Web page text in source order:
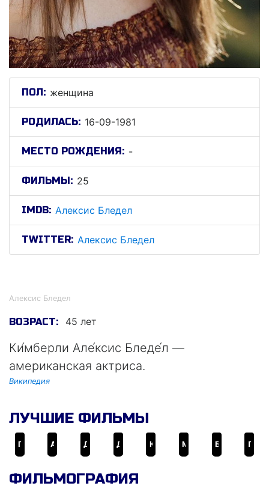
ПОЛ: женщина
РОДИЛАСЬ: 16-09-1981
МЕСТО РОЖДЕНИЯ: -
ФИЛЬМЫ: 25
IMDB: Алексис Бледел
TWITTER: Алексис Бледел
Алексис Бледел
ВОЗРАСТ: 45 лет
Ки́мберли Але́ксис Бледе́л —
американская актриса.
Википедия
ЛУЧШИЕ ФИЛЬМЫ
ФИЛЬМОГРАФИЯ